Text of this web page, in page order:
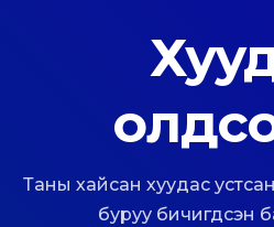
Таны хайсан хуудас
буруу бичигдсэн